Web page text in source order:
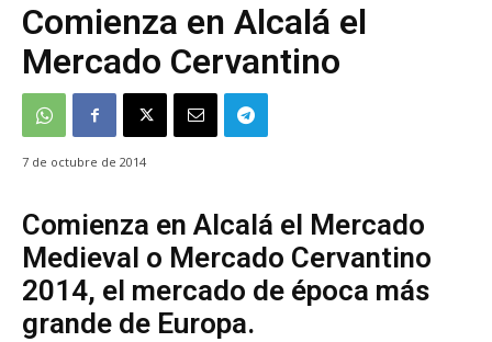
Comienza en Alcalá el
Mercado Cervantino
7 de octubre de 2014
Comienza en Alcalá el Mercado
Medieval o Mercado Cervantino
2014, el mercado de época más
grande de Europa.